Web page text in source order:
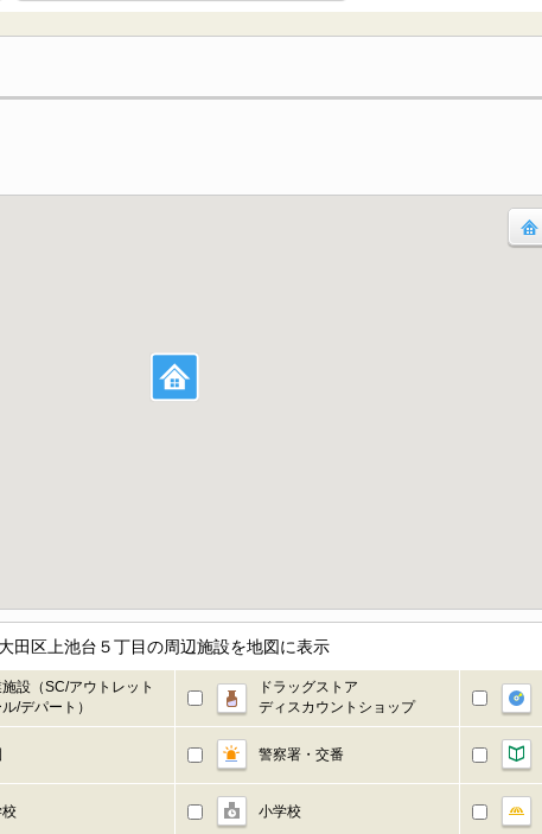
田区上池台５丁目の周辺施設を地図に表示
施設（SC/アウトレット
/デパート）
ドラッグストア
ディスカウントショップ
警察署・交番
校 小学校